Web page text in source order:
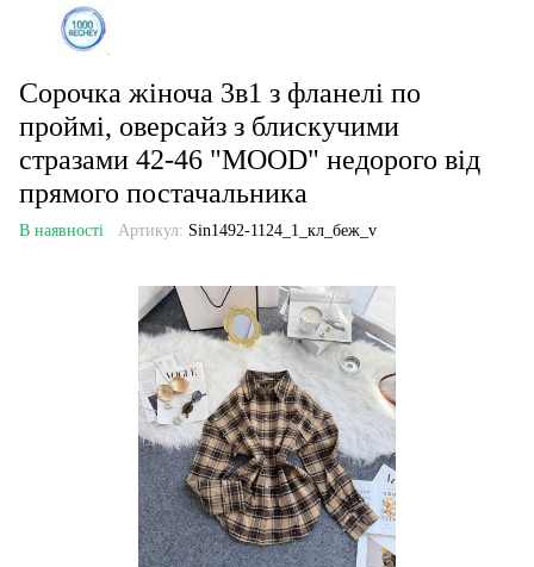
Сорочка жіноча 3в1 з фланелі по
проймі, оверсайз з блискучими
стразами 42-46 "MOOD" недорого від
прямого постачальника
В наявності Артикул: Sin1492-1124_1_кл_беж_v